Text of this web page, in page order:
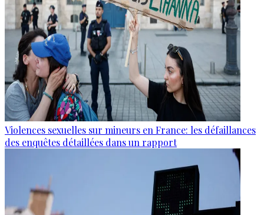
Violences sexuelles sur mineurs en France: les défaillances
des enquêtes détaillées dans un rapport